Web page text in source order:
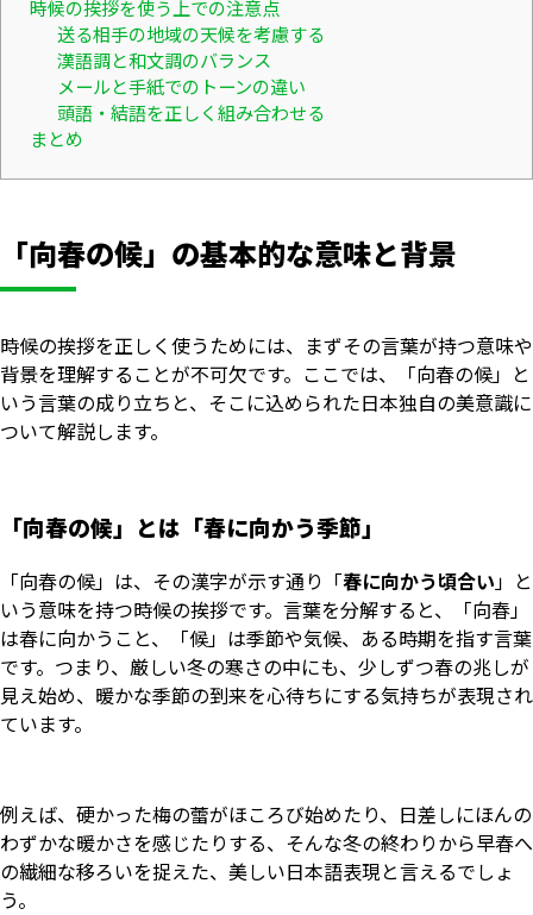
時候の挨拶を使う上での注意点
送る相手の地域の天候を考慮する
漢語調と和文調のバランス
メールと手紙でのトーンの違い
頭語・結語を正しく組み合わせる
まとめ
「向春の候」の基本的な意味と背景
時候の挨拶を正しく使うためには、まずその言葉が持つ意味や
背景を理解することが不可欠です。ここでは、「向春の候」と
いう言葉の成り立ちと、そこに込められた日本独自の美意識に
ついて解説します。
「向春の候」とは「春に向かう季節」
「向春の候」は、その漢字が示す通り「春に向かう頃合い」と
いう意味を持つ時候の挨拶です。言葉を分解すると、「向春」
は春に向かうこと、「候」は季節や気候、ある時期を指す言葉
です。つまり、厳しい冬の寒さの中にも、少しずつ春の兆しが
見え始め、暖かな季節の到来を心待ちにする気持ちが表現され
ています。
例えば、硬かった梅の蕾がほころび始めたり、日差しにほんの
わずかな暖かさを感じたりする、そんな冬の終わりから早春へ
の繊細な移ろいを捉えた、美しい日本語表現と言えるでしょ
う。